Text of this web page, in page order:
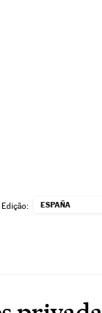
Edição: ESPAÑA